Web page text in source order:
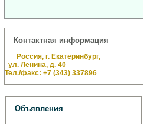
Контактная информация
Россия, г. Екатеринбург,
ул. Ленина, д. 40
Тел./факс: +7 (343) 337896
Объявления